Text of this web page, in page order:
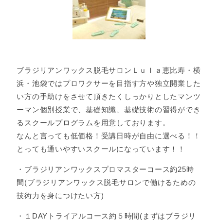
ブラジリアンワックス脱毛サロンＬｕｌａ恵比寿・横
浜・池袋ではプロワクサーを目指す方や独立開業した
い方の手助けをさせて頂きたくしっかりとしたマンツ
ーマン個別授業で、基礎知識、基礎技術の習得ができ
るスクールプログラムを用意しております。
なんと言っても低価格！受講日時が自由に選べる！！
とっても通いやすいスクールになっています！！
・ブラジリアンワックスプロマスターコース約25時
間(ブラジリアンワックス脱毛サロンで働けるための
技術力を身につけたい方)
・１DAYトライアルコース約５時間(まずはブラジリ